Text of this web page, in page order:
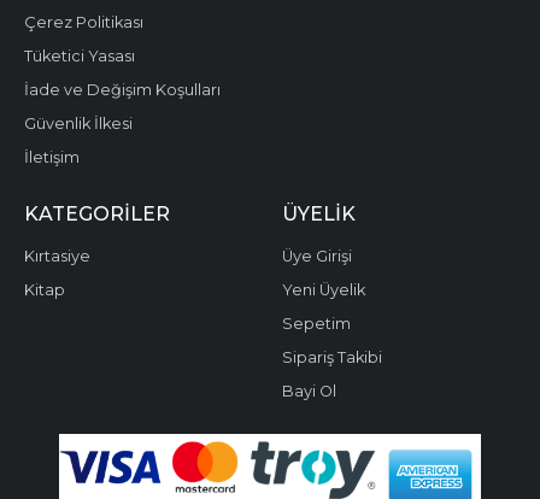
Çerez Politikası
Tüketici Yasası
İade ve Değişim Koşulları
Güvenlik İlkesi
İletişim
KATEGORILER
Kırtasiye
Kitap
ÜYELIK
Üye Girişi
Yeni Üyelik
Sepetim
Sipariş Takibi
Bayi Ol